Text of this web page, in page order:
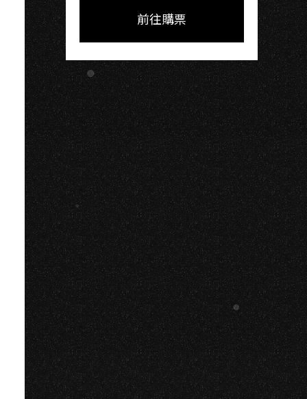
FacebookLINE
前往購票